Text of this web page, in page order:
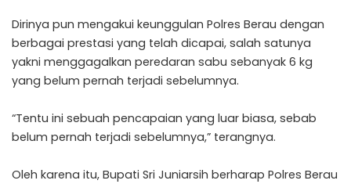
Dirinya pun mengakui keunggulan Polres Berau dengan
berbagai prestasi yang telah dicapai, salah satunya
yakni menggagalkan peredaran sabu sebanyak 6 kg
yang belum pernah terjadi sebelumnya.
“Tentu ini sebuah pencapaian yang luar biasa, sebab
belum pernah terjadi sebelumnya,” terangnya.
Oleh karena itu, Bupati Sri Juniarsih berharap Polres Berau